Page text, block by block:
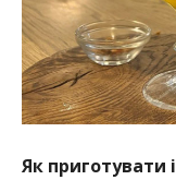
Як